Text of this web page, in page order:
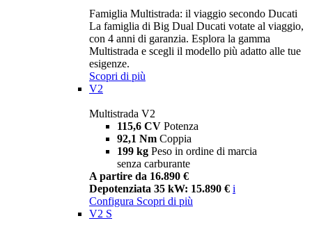
Famiglia Multistrada: il viaggio secondo Ducati
La famiglia di Big Dual Ducati votate al viaggio,
con 4 anni di garanzia. Esplora la gamma
Multistrada e scegli il modello più adatto alle tue
esigenze.
Scopri di più
V2
Multistrada V2
115,6 CV Potenza
92,1 Nm Coppia
199 kg Peso in ordine di marcia
senza carburante
A partire da 16.890 €
Depotenziata 35 kW: 15.890 € i
Configura Scopri di più
V2 S